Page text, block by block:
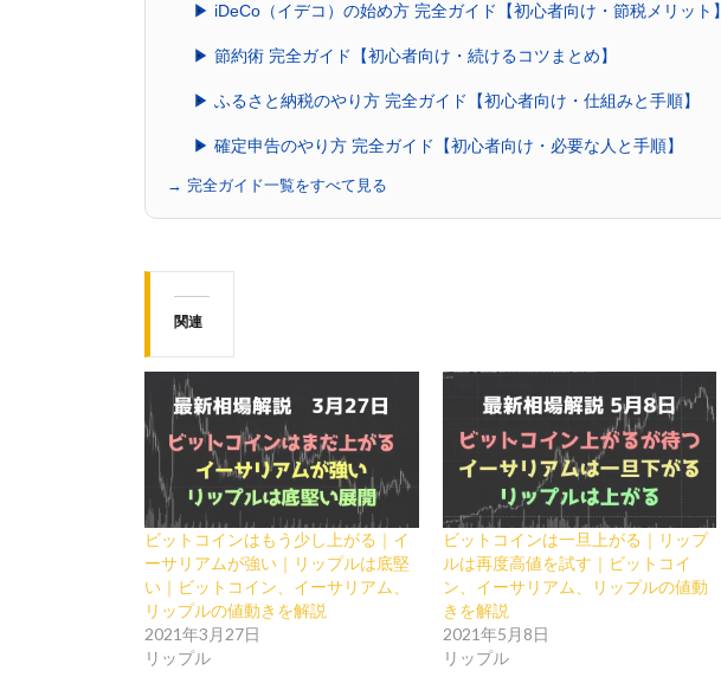
▶ iDeCo（イデコ）の始め方 完全ガイド【初心者向け・節税メリット】
▶ 節約術 完全ガイド【初心者向け・続けるコツまとめ】
▶ ふるさと納税のやり方 完全ガイド【初心者向け・仕組みと手順】
▶ 確定申告のやり方 完全ガイド【初心者向け・必要な人と手順】
→ 完全ガイド一覧をすべて見る
関連
ビットコインはもう少し上がる｜イ
ーサリアムが強い｜リップルは底堅
い｜ビットコイン、イーサリアム、
リップルの値動きを解説
2021年3月27日
リップル
ビットコインは一旦上がる｜リップ
ルは再度高値を試す｜ビットコイ
ン、イーサリアム、リップルの値動
きを解説
2021年5月8日
リップル